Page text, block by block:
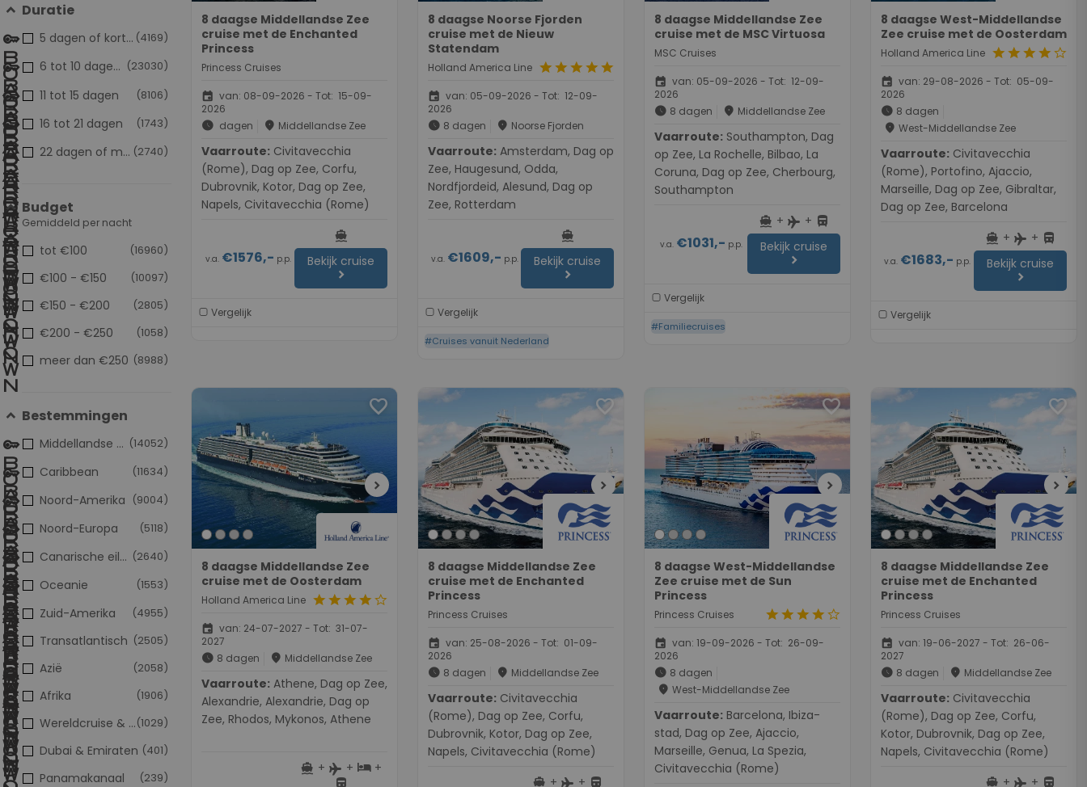
Duratie
(4169)
5 dagen of korter
(23030)
6 tot 10 dagen populair
(8106)
11 tot 15 dagen
(1743)
16 tot 21 dagen
(2740)
22 dagen of meer
Budget
Gemiddeld per nacht
(16960)
tot €100
(10097)
€100 - €150
(2805)
€150 - €200
(1058)
€200 - €250
(8988)
meer dan €250
Bestemmingen
(14052)
Middellandse Zee
(11634)
Caribbean
(9004)
Noord-Amerika
(5118)
Noord-Europa
(4955)
Zuid-Amerika
(2640)
Canarische eilanden
(2505)
Transatlantisch
(2058)
Azië
(1906)
Afrika
(1553)
Oceanie
(1029)
Wereldcruise & Grand Voyages
(401)
Dubai & Emiraten
(239)
Panamakanaal
8 daagse Middellandse Zee
cruise met de Enchanted
Princess
Princess Cruises
event van: 08-09-2026 - Tot: 15-09-
2026
schedule dagen place Middellandse Zee
Vaarroute:
(Rome), Dag op Zee, Corfu,
Dubrovnik, Kotor, Dag op Zee,
Napels, Civitavecchia (Rome)
v.a.€1576,- p.p.
directions_boat
Bekijk cruise
chevron_right
Vergelijk
8 daagse Noorse Fjorden
cruise met de Nieuw
Statendam
Holland America Line starstarstarstarstar
event van: 05-09-2026 - Tot: 12-09-
2026
schedule 8 dagen place Noorse Fjorden
Vaarroute:
Zee, Haugesund, Odda,
Nordfjordeid, Alesund, Dag op
Zee, Rotterdam
v.a.€1609,- p.p.
directions_boat
Bekijk cruise
chevron_right
Vergelijk
#Cruises vanuit Nederland
8 daagse Middellandse Zee
cruise met de MSC Virtuosa
MSC Cruises
event van: 05-09-2026 - Tot: 12-09-
2026
schedule 8 dagen place Middellandse Zee
Vaarroute:
op Zee, La Rochelle, Bilbao, La
Coruna, Dag op Zee, Cherbourg,
Southampton
v.a.€1031,- p.p.
directions_boat + flight + directions_bus
Bekijk cruise
chevron_right
Vergelijk
#Familiecruises
8 daagse West-Middellandse
Zee cruise met de Oosterdam
Holland America Line starstarstarstarstar_border
event van: 29-08-2026 - Tot: 05-09-
2026
schedule 8 dagen
place West-Middellandse Zee
Vaarroute:
(Rome), Portofino, Ajaccio,
Marseille, Dag op Zee, Gibraltar,
Dag op Zee, Barcelona
v.a. €1683,- p.p.
directions_boat + flight + directions_bus
Bekijk cruise
chevron_right
Vergelijk
favorite
chevron_right
8 daagse Middellandse Zee
cruise met de Oosterdam
Holland America Line starstarstarstarstar_border
event van: 24-07-2027 - Tot: 31-07-
2027
schedule 8 dagen place Middellandse Zee
Vaarroute:
Alexandrie, Alexandrie, Dag op
Zee, Rhodos, Mykonos, Athene
directions_boat + flight + hotel +
favorite
chevron_right
8 daagse Middellandse Zee
cruise met de Enchanted
Princess
Princess Cruises
event van: 25-08-2026 - Tot: 01-09-
2026
schedule 8 dagen place Middellandse Zee
Vaarroute:
(Rome), Dag op Zee, Corfu,
Dubrovnik, Kotor, Dag op Zee,
Napels, Civitavecchia (Rome)
directions_boat + flight + directions_bus
favorite
chevron_right
8 daagse West-Middellandse
Zee cruise met de Sun
Princess
Princess Cruises starstarstarstarstar_border
event van: 19-09-2026 - Tot: 26-09-
2026
schedule 8 dagen
place West-Middellandse Zee
Vaarroute:
stad, Dag op Zee, Ajaccio,
Marseille, Genua, La Spezia,
Civitavecchia (Rome)
favorite
chevron_right
8 daagse Middellandse Zee
cruise met de Enchanted
Princess
Princess Cruises
event van: 19-06-2027 - Tot: 26-06-
2027
schedule 8 dagen place Middellandse Zee
Vaarroute:
(Rome), Dag op Zee, Corfu,
Kotor, Dubrovnik, Dag op Zee,
Napels, Civitavecchia (Rome)
directions_boat + flight + directions_bus